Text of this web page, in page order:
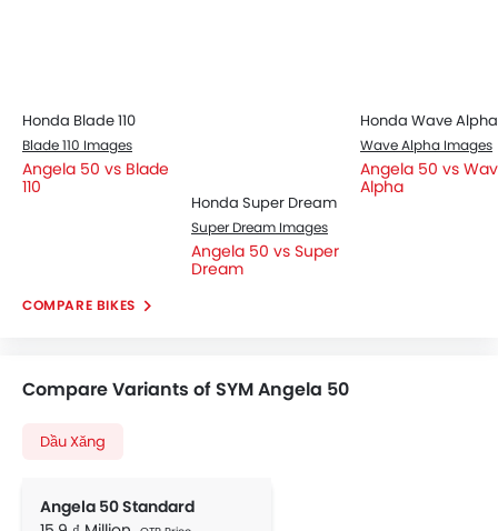
Honda Blade 110
Blade 110 Images
Angela 50 vs Blade
110
Honda Super Dream
Super Dream Images
Angela 50 vs Super
Dream
Honda Wave Alpha
Wave Alpha Images
Angela 50 vs
Alpha
COMPARE BIKES
Compare Variants of SYM Angela 50
Dầu Xăng
Angela 50 Standard